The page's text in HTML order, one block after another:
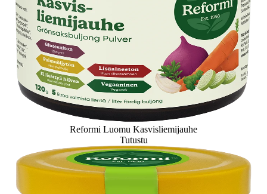
Reformi Luomu Kasvisliemijauhe
Tutustu